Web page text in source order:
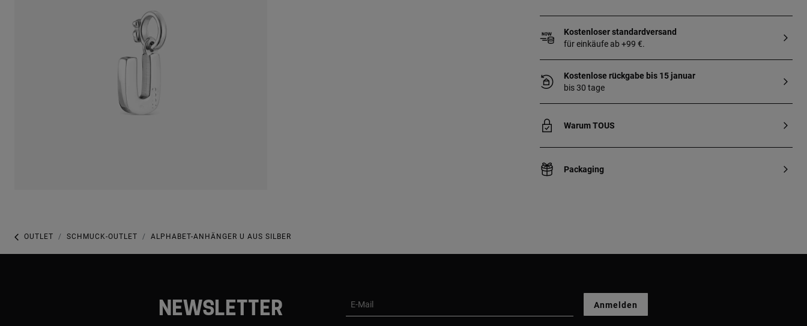
Kostenloser standardversand
für einkäufe ab +99 €.
Kostenlose rückgabe bis 15 januar
bis 30 tage
Warum TOUS
Packaging
OUTLET SCHMUCK-OUTLET ALPHABET-ANHÄNGER U AUS SILBER
NEWSLETTER E-Mail Anmelden